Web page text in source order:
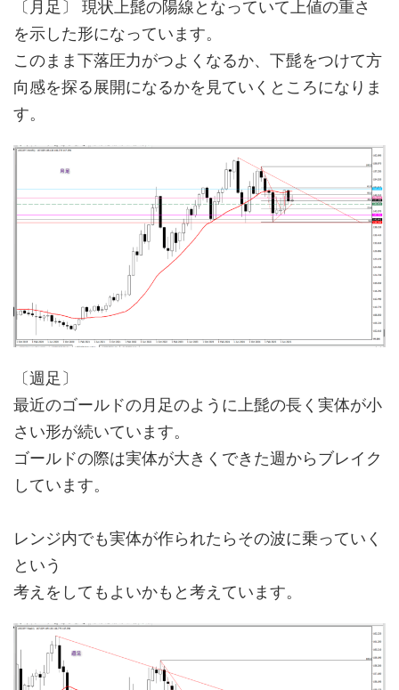
〔月足〕 現状上髭の陽線となっていて上値の重さ
を示した形になっています。
このまま下落圧力がつよくなるか、下髭をつけて方
向感を探る展開になるかを見ていくところになりま
す。
〔週足〕
最近のゴールドの月足のように上髭の長く実体が小
さい形が続いています。
ゴールドの際は実体が大きくできた週からブレイク
しています。
レンジ内でも実体が作られたらその波に乗っていく
という
考えをしてもよいかもと考えています。